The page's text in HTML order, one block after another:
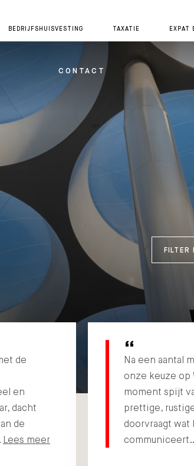
BEDRIJFSHUISVESTING TAXATIE EXPAT
CONTACT
FILTER
de
en
dacht
de
Lees meer
Na een aantal
onze keuze op
moment spijt
prettige,
doorvraagt